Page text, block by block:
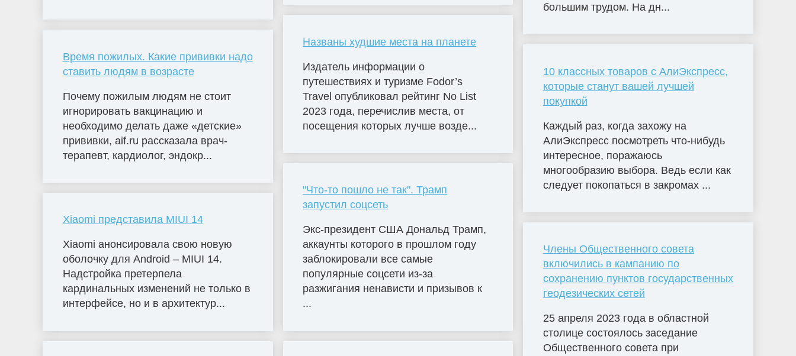
Время пожилых. Какие прививки надо
ставить людям в возрасте
Почему пожилым людям не стоит
игнорировать вакцинацию и
необходимо делать даже «детские»
прививки, aif.ru рассказала врач-
терапевт, кардиолог, эндокр...
Xiaomi представила MIUI 14
Xiaomi анонсировала свою новую
оболочку для Android – MIUI 14.
Надстройка претерпела
кардинальных изменений не только в
интерфейсе, но и в архитектур...
Названы худшие места на планете
Издатель информации о
путешествиях и туризме Fodor’s
Travel опубликовал рейтинг No List
2023 года, перечислив места, от
посещения которых лучше возде...
"Что-то пошло не так". Трамп
запустил соцсеть
Экс-президент США Дональд Трамп,
аккаунты которого в прошлом году
заблокировали все самые
популярные соцсети из-за
разжигания ненависти и призывов к
...
большим трудом. На дн...
10 классных товаров с АлиЭкспресс,
которые станут вашей лучшей
покупкой
Каждый раз, когда захожу на
АлиЭкспресс посмотреть что-нибудь
интересное, поражаюсь
многообразию выбора. Ведь если как
следует покопаться в закромах ...
Члены Общественного совета
включились в кампанию по
сохранению пунктов государственных
геодезических сетей
25 апреля 2023 года в областной
столице состоялось заседание
Общественного совета при